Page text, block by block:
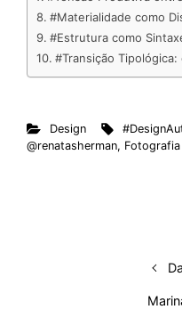
#Materialidade como
#Estrutura como
#Transição
Design
@renatasherman,